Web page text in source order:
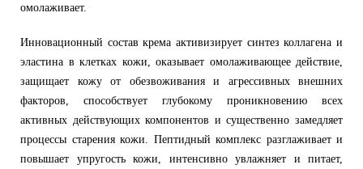
омолаживает.
Инновационный состав крема активизирует синтез коллагена и
эластина в клетках кожи, оказывает омолаживающее действие,
защищает кожу от обезвоживания и агрессивных внешних
факторов, способствует глубокому проникновению всех
активных действующих компонентов и существенно замедляет
процессы старения кожи. Пептидный комплекс разглаживает и
повышает упругость кожи, интенсивно увлажняет и питает,